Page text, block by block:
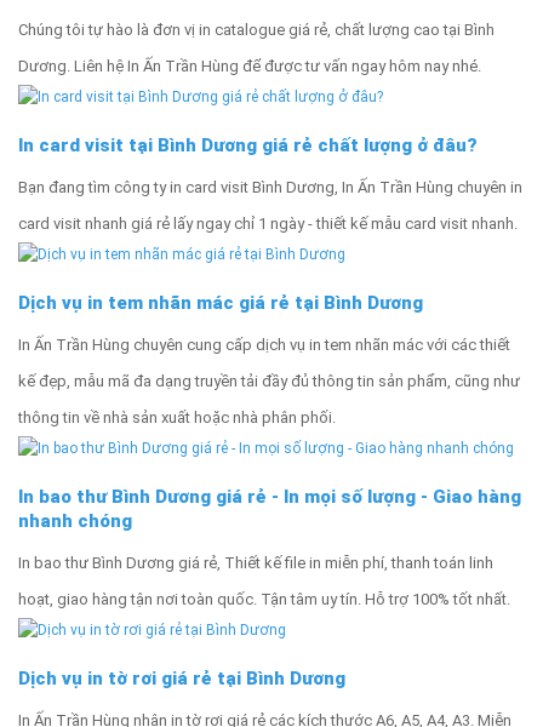
Chúng tôi tự hào là đơn vị in catalogue giá rẻ, chất lượng cao tại Bình
Dương. Liên hệ In Ấn Trần Hùng để được tư vấn ngay hôm nay nhé.
In card visit tại Bình Dương giá rẻ chất lượng ở đâu?
Bạn đang tìm công ty in card visit Bình Dương, In Ấn Trần Hùng chuyên in
card visit nhanh giá rẻ lấy ngay chỉ 1 ngày - thiết kế mẫu card visit nhanh.
Dịch vụ in tem nhãn mác giá rẻ tại Bình Dương
In Ấn Trần Hùng chuyên cung cấp dịch vụ in tem nhãn mác với các thiết
kế đẹp, mẫu mã đa dạng truyền tải đầy đủ thông tin sản phẩm, cũng như
thông tin về nhà sản xuất hoặc nhà phân phối.
In bao thư Bình Dương giá rẻ - In mọi số lượng - Giao hàng
nhanh chóng
In bao thư Bình Dương giá rẻ, Thiết kế file in miễn phí, thanh toán linh
hoạt, giao hàng tận nơi toàn quốc. Tận tâm uy tín. Hỗ trợ 100% tốt nhất.
Dịch vụ in tờ rơi giá rẻ tại Bình Dương
In Ấn Trần Hùng nhận in tờ rơi giá rẻ các kích thước A6, A5, A4, A3. Miễn